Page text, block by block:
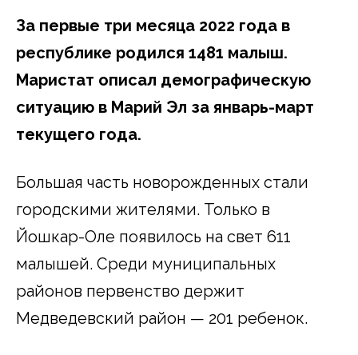
За первые три месяца 2022 года в
республике родился 1481 малыш.
Маристат описал демографическую
ситуацию в Марий Эл за январь-март
текущего года.
Большая часть новорожденных стали
городскими жителями. Только в
Йошкар-Оле появилось на свет 611
малышей. Среди муниципальных
районов первенство держит
Медведевский район — 201 ребенок.